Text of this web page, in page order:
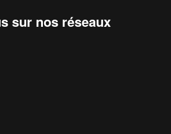
sur nos réseaux